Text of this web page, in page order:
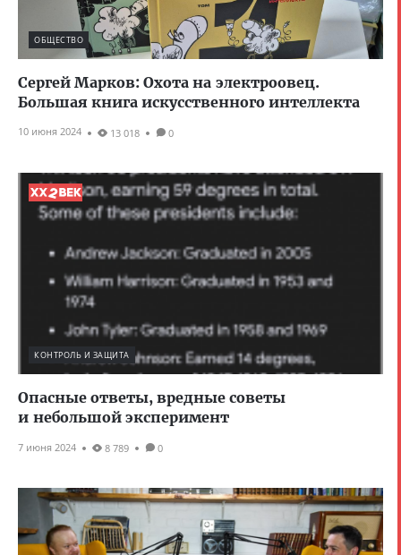
ОБЩЕСТВО
Сергей Марков: Охота на электроовец.
Большая книга искусственного интеллекта
10 июня 2024 13 018 0
КОНТРОЛЬ И ЗАЩИТА
Опасные ответы, вредные советы
и небольшой эксперимент
7 июня 2024 8 789 0